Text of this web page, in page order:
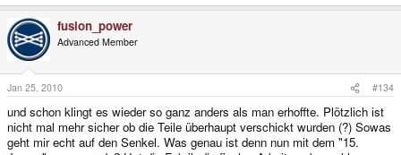
fusion_power
Advanced Member
Jan 25, 2010 #134
und schon klingt es wieder so ganz anders als man erhoffte. Plötzlich ist
nicht mal mehr sicher ob die Teile überhaupt verschickt wurden (?) Sowas
geht mir echt auf den Senkel. Was genau ist denn nun mit dem "15.